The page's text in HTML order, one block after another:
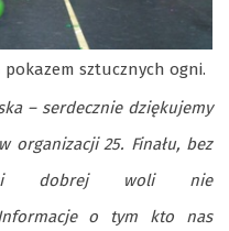
pokazem sztucznych ogni.
– serdecznie dziękujemy
organizacji 25. Finału, bez
dobrej woli nie
o tym kto nas